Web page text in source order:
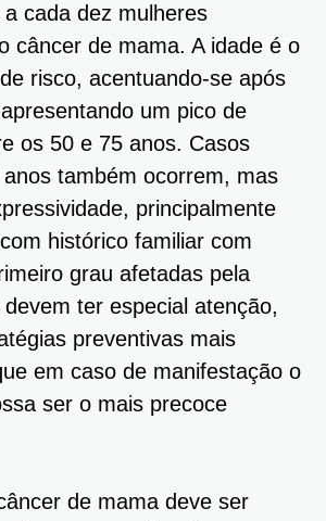
cada dez mulheres
câncer de mama. A idade é o
risco, acentuando-se após
um pico de
os 50 e 75 anos. Casos
também ocorrem, mas
principalmente
histórico familiar com
grau afetadas pela
ter especial atenção,
preventivas mais
em caso de manifestação o
ser o mais precoce
de mama deve ser